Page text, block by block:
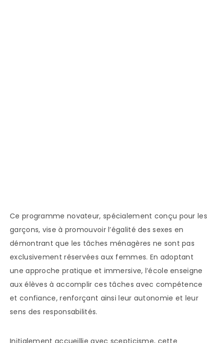
Ce programme novateur, spécialement conçu pour les
garçons, vise à promouvoir l’égalité des sexes en
démontrant que les tâches ménagères ne sont pas
exclusivement réservées aux femmes. En adoptant
une approche pratique et immersive, l’école enseigne
aux élèves à accomplir ces tâches avec compétence
et confiance, renforçant ainsi leur autonomie et leur
sens des responsabilités.